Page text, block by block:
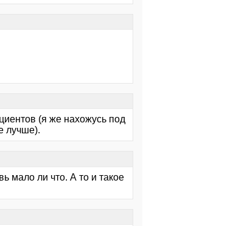
(я же нахожусь под
лучше).
мало ли что. А то и такое